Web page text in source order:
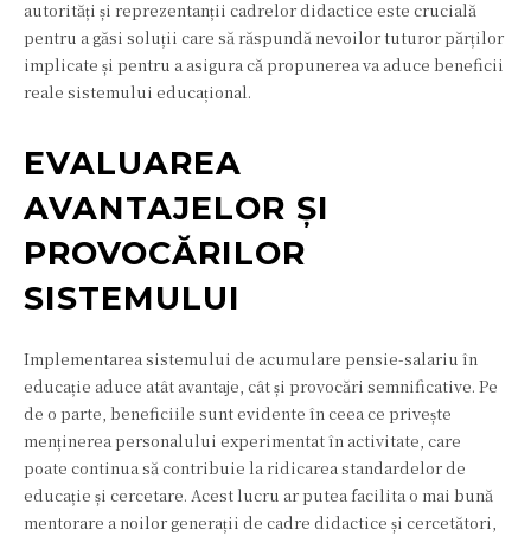
autorități și reprezentanții cadrelor didactice este crucială
pentru a găsi soluții care să răspundă nevoilor tuturor părților
implicate și pentru a asigura că propunerea va aduce beneficii
reale sistemului educațional.
EVALUAREA
AVANTAJELOR ȘI
PROVOCĂRILOR
SISTEMULUI
Implementarea sistemului de acumulare pensie-salariu în
educație aduce atât avantaje, cât și provocări semnificative. Pe
de o parte, beneficiile sunt evidente în ceea ce privește
menținerea personalului experimentat în activitate, care
poate continua să contribuie la ridicarea standardelor de
educație și cercetare. Acest lucru ar putea facilita o mai bună
mentorare a noilor generații de cadre didactice și cercetători,